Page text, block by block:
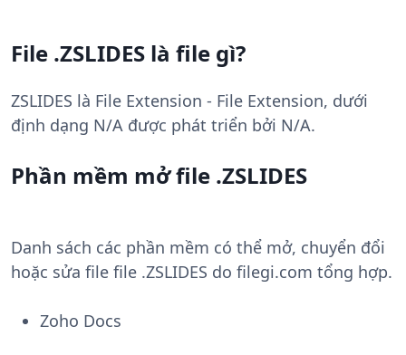
File .ZSLIDES là file gì?
ZSLIDES là File Extension - File Extension, dưới
định dạng N/A được phát triển bởi N/A.
Phần mềm mở file .ZSLIDES
Danh sách các phần mềm có thể mở, chuyển đổi
hoặc sửa file file .ZSLIDES do filegi.com tổng hợp.
Zoho Docs